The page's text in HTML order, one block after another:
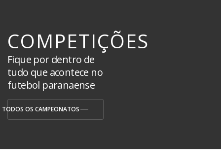
COMPETIÇÕES
Fique por dentro de
tudo que acontece no
futebol paranaense
TODOS OS CAMPEONATOS